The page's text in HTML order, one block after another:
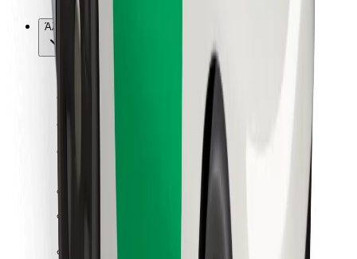
Bolt for Business
Άλλο
Προμηθευτές
Όροι & Προϋποθέσεις
Ασφάλεια
Πάρε ταξί μέσα σε λίγα λεπτά!
Κατέβασε την εφαρμογή Bolt
Βρείτε το αγαπημένο σας φαγητό!